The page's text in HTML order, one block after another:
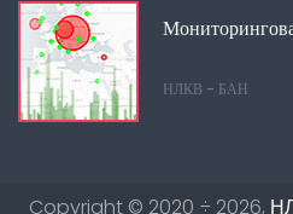
НЛКВ - БАН
Copyright © 2020 ÷ 2026,